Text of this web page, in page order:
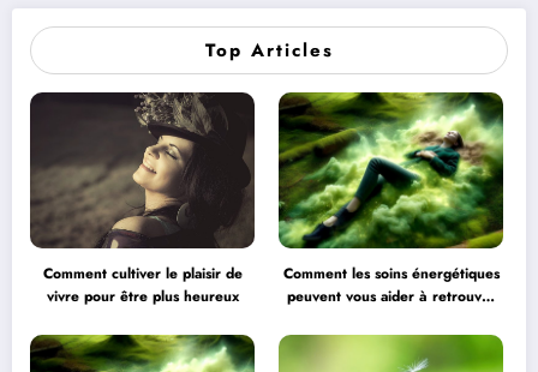
Top Articles
Comment cultiver le plaisir de
vivre pour être plus heureux
Comment les soins énergétiques
peuvent vous aider à retrouver